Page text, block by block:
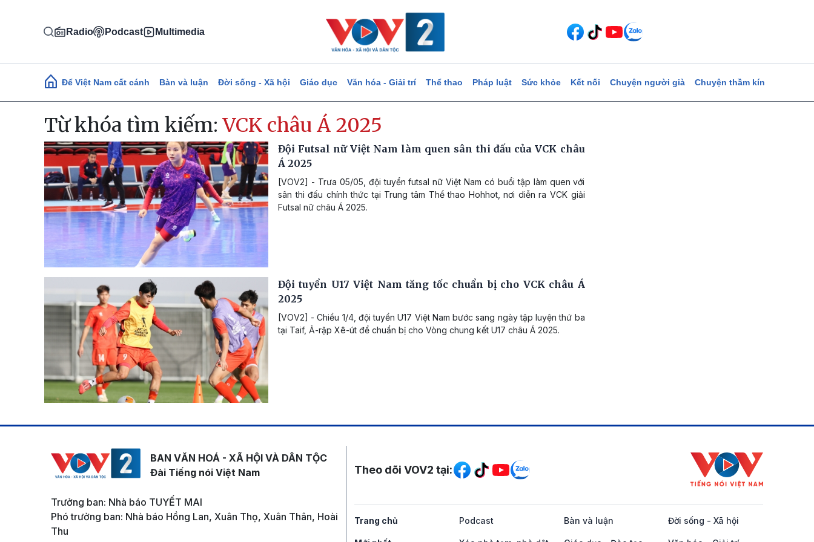
Radio Podcast Multimedia
Main navigation
Để Việt Nam cất cánh Bàn và luận Đời sống - Xã hội Giáo dục Văn hóa - Giải trí Thể thao Pháp luật Sức khỏe Kết nối Chuyện người già Chuyện thầm kín
Từ khóa tìm kiếm:VCK châu Á 2025
Đội Futsal nữ Việt Nam làm quen sân thi đấu của VCK châu
Á 2025
[VOV2] - Trưa 05/05, đội tuyển futsal nữ Việt Nam có buổi tập làm quen với
sân thi đấu chính thức tại Trung tâm Thể thao Hohhot, nơi diễn ra VCK giải
Futsal nữ châu Á 2025.
Đội tuyển U17 Việt Nam tăng tốc chuẩn bị cho VCK châu Á
2025
[VOV2] - Chiều 1/4, đội tuyển U17 Việt Nam bước sang ngày tập luyện thứ ba
tại Taif, Ả-rập Xê-út để chuẩn bị cho Vòng chung kết U17 châu Á 2025.
BAN VĂN HOÁ - XÃ HỘI VÀ DÂN TỘC
Đài Tiếng nói Việt Nam
Trưởng ban: Nhà báo TUYẾT MAI
Phó trưởng ban: Nhà báo Hồng Lan, Xuân Thọ, Xuân Thân, Hoài
Thu
Mạng xã hội
Theo dõi VOV2 tại:
Trang chủ Podcast Bàn và luận Đời sống - Xã hội